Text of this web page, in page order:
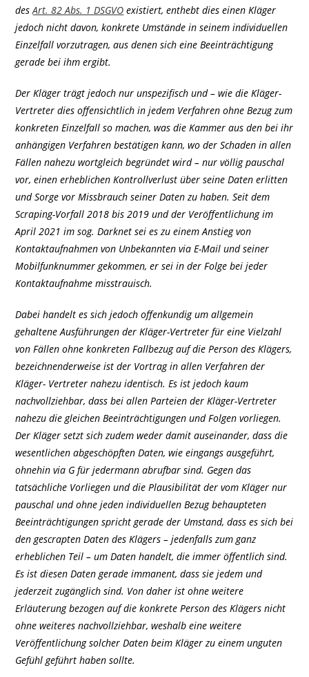
desArt. 82 Abs. 1 DSGVO existiert, enthebt dies einen Kläger
jedoch nicht davon, konkrete Umstände in seinem individuellen
Einzelfall vorzutragen, aus denen sich eine Beeinträchtigung
gerade bei ihm ergibt.
Der Kläger trägt jedoch nur unspezifisch und – wie die Kläger-
Vertreter dies offensichtlich in jedem Verfahren ohne Bezug zum
konkreten Einzelfall so machen, was die Kammer aus den bei ihr
anhängigen Verfahren bestätigen kann, wo der Schaden in allen
Fällen nahezu wortgleich begründet wird – nur völlig pauschal
vor, einen erheblichen Kontrollverlust über seine Daten erlitten
und Sorge vor Missbrauch seiner Daten zu haben. Seit dem
Scraping-Vorfall 2018 bis 2019 und der Veröffentlichung im
April 2021 im sog. Darknet sei es zu einem Anstieg von
Kontaktaufnahmen von Unbekannten via E-Mail und seiner
Mobilfunknummer gekommen, er sei in der Folge bei jeder
Kontaktaufnahme misstrauisch.
Dabei handelt es sich jedoch offenkundig um allgemein
gehaltene Ausführungen der Kläger-Vertreter für eine Vielzahl
von Fällen ohne konkreten Fallbezug auf die Person des Klägers,
bezeichnenderweise ist der Vortrag in allen Verfahren der
Kläger- Vertreter nahezu identisch. Es ist jedoch kaum
nachvollziehbar, dass bei allen Parteien der Kläger-Vertreter
nahezu die gleichen Beeinträchtigungen und Folgen vorliegen.
Der Kläger setzt sich zudem weder damit auseinander, dass die
wesentlichen abgeschöpften Daten, wie eingangs ausgeführt,
ohnehin via G für jedermann abrufbar sind. Gegen das
tatsächliche Vorliegen und die Plausibilität der vom Kläger nur
pauschal und ohne jeden individuellen Bezug behaupteten
Beeinträchtigungen spricht gerade der Umstand, dass es sich bei
den gescrapten Daten des Klägers – jedenfalls zum ganz
erheblichen Teil – um Daten handelt, die immer öffentlich sind.
Es ist diesen Daten gerade immanent, dass sie jedem und
jederzeit zugänglich sind. Von daher ist ohne weitere
Erläuterung bezogen auf die konkrete Person des Klägers nicht
ohne weiteres nachvollziehbar, weshalb eine weitere
Veröffentlichung solcher Daten beim Kläger zu einem unguten
Gefühl geführt haben sollte.